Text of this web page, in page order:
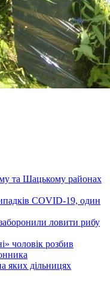
та Шацькому районах
COVID-19, один
ловити рибу
чоловік розбив
яких дільницях